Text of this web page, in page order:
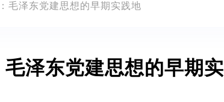
毛泽东党建思想的早期实践地
毛泽东党建思想的早期